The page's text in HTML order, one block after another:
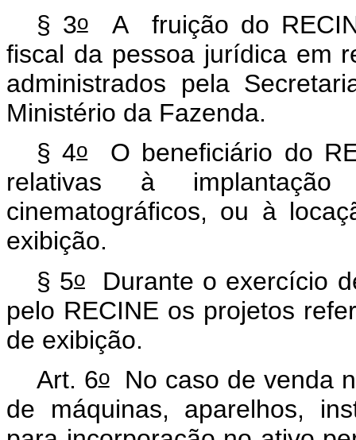
§ 3oA fruição do
fiscal da pessoa jurídica em
administrados pela
Ministério da Fazenda.
§ 4oO beneficiário do
relativas à
cinematográficos, ou à
exibição.
§ 5oDurante o exercício
pelo RECINE os projetos
de exibição.
Art. 6oNo caso de venda
de máquinas, aparelhos,